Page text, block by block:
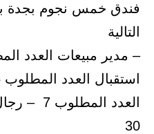
فندق خمس نجوم بجدة
التالية
العدد
30